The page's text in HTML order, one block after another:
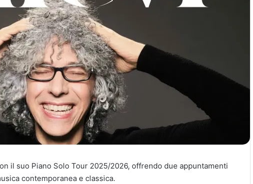
il suo Piano Solo Tour 2025/2026, offrendo due appuntamenti
contemporanea e classica.